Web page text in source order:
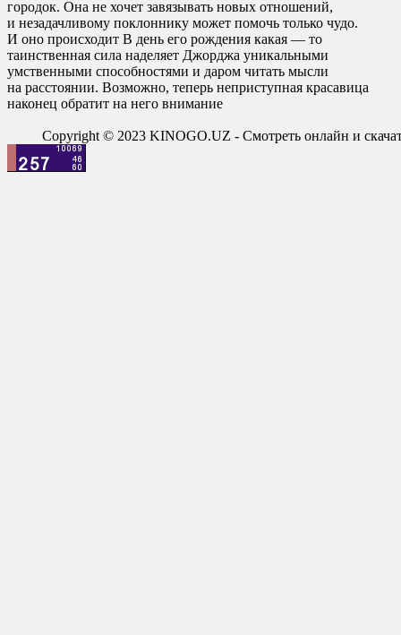
городок. Она не хочет завязывать новых отношений,
и незадачливому поклоннику может помочь только чудо.
И оно происходит В день его рождения какая — то
таинственная сила наделяет Джорджа уникальными
умственными способностями и даром читать мысли
на расстоянии. Возможно, теперь неприступная красавица
наконец обратит на него внимание
Copyright © 2023 KINOGO.UZ - Смотреть онлайн и